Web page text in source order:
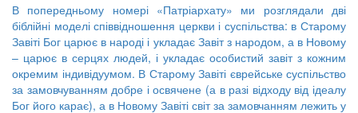
В попередньому номері «Патріархату» ми розглядали дві
біблійні моделі співвідношення церкви і суспільства: в Старому
Завіті Бог царює в народі і укладає Завіт з народом, а в Новому
– царює в серцях людей, і укладає особистий завіт з кожним
окремим індивідуумом. В Старому Завіті єврейське суспільство
за замовчуванням добре і освячене (а в разі відходу від ідеалу
Бог його карає), а в Новому Завіті світ за замовчанням лежить у